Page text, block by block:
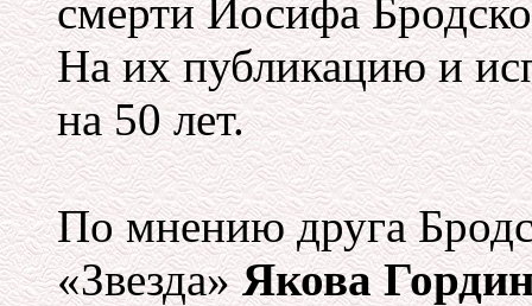
смерти Иосифа
На их публикацию и
на 50 лет.
По мнению друга
«Звезда»Якова